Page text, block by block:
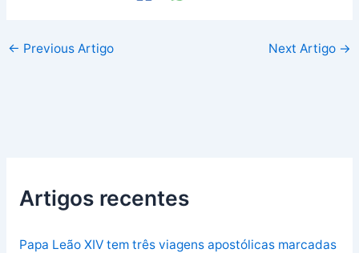
← Previous Artigo Next Artigo →
Artigos recentes
Papa Leão XIV tem três viagens apostólicas marcadas